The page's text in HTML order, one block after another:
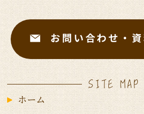
お問い合わせ・
SITE MAP
ホーム